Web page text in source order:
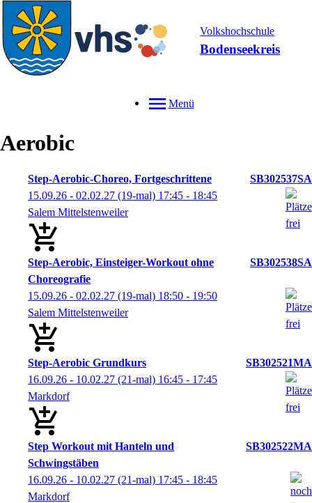
Volkshochschule
Bodenseekreis
Menü
Aerobic
Step-Aerobic-Choreo, Fortgeschrittene
SB302537SA
15.09.26 - 02.02.27 (19-mal) 17:45 - 18:45
Salem Mittelstenweiler
Step-Aerobic, Einsteiger-Workout ohne
Choreografie
SB302538SA
15.09.26 - 02.02.27 (19-mal) 18:50 - 19:50
Salem Mittelstenweiler
Step-Aerobic Grundkurs
SB302521MA
16.09.26 - 10.02.27 (21-mal) 16:45 - 17:45
Markdorf
Step Workout mit Hanteln und
Schwingstäben
SB302522MA
16.09.26 - 10.02.27 (21-mal) 17:45 - 18:45
Markdorf